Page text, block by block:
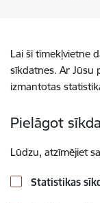
Lai šī tīmekļvietne
sīkdatnes. Ar Jūsu
izmantotas
Pielāgot
Lūdzu, atzīmējiet
Statistikas